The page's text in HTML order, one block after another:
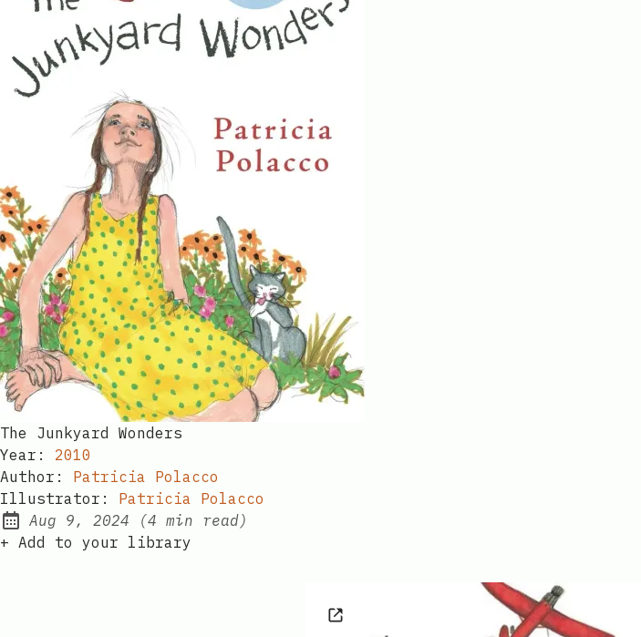
The Junkyard Wonders​​​​‌ ‍ ​‍​‍‌‍ ‌ ​‍‌‍‍‌‌‍‌ ‌‍‍‌‌‍ ‍​‍​‍​ ‍‍​‍​‍‌ ​ ‌‍​‌‌‍ ‍‌‍‍‌‌ ‌​‌ ‍‌​‍ ‍‌‍‍‌‌‍ ​‍​‍​‍ ​​‍​‍‌‍‍​‌ ​‍‌‍‌‌‌‍‌‍​‍​‍​ ‍‍​‍​‍‌‍‍​‌ ‌​‌ ‌​‌ ​​‌ ​ ​ ‍‍​‍ ​‍ ‌ ​​‌‍‍‌‌‍​ ‌ ‌​‌ ‌‌‌ ​‍‌‍‌‌‌‍​‍‌‍ ‌‍ ‌‍‍ ‌ ​‍‌‍‌‌‌ ‌‍‌‍‍‌‌‍‌‌‌ ‌ ​‍ ‍‌ ​ ‌‍​‌‌‍ ‍‌‍‍‌‌ ‌​‌ ‍‌​‍ ‍‌ ​ ‌ ‌​‌ ‌‌‌‍‌​‌‍‍‌‌‍ ​‍ ‌‍‍‌‌‍ ‍‌ ‌​‌‍‌‌‌‍ ‍‌ ‌​​‍ ‌‍‌‌‌‍‌​‌‍‍‌‌ ‌​​‍ ‌‍ ‌‌‍ ‌‍‌​‌‍‌‌​ ‌‌ ​​‌ ​‍‌‍‌‌‌ ​ ‌‍‌‌‌‍ ‍‌ ‌​‌‍​‌‌ ‌​‌‍‍‌‌‍ ‌‍ ‍​ ‍ ‌‍‍‌‌‍‌​​ ‌‌‌​‌‌‍​‍​ ‌​‌‍‍‍‌‍ ‍‌​​‌‌ ‌‍‌‍​‌‌​​‍‌ ‍‌​ ​ ‌ ‌​‌​‍‌‌ ‍‌‌ ‍‍‌​ ​‌​‌‌‌ ‌ ‌ ‍‍​ ‍‌‌​ ​ ​‍​ ‍ ‌ ‌​‌ ‍‌‌ ​​‌‍‌‌​ ‌‌ ​‍‌‍‌‌‌ ‌‍‌‍‍‌‌‍‌‌‌ ‌ ​ ‍ ‌ ​​‌‍​‌‌ ‌​‌‍‍​​ ‌‌ ‌​‌‍‍‌‌ ‌​‌‍ ​‌‍‌‌​ ‌‍​‍‌‍​‌‌ ​ ‌‍‌‌‌‌‌‌‌ ​‍‌‍ ​​ ‌‌‍‍​‌ ‌​‌ ‌​‌ ​​‌ ​ ​‍‌‌​ ​ ‌​​‌​‍‌‌​ ​‍‌​‌‍​‍‌‌​ ​‍‌​‌‍‌ ​​‌‍‍‌‌‍​ ‌ ‌​‌ ‌‌‌ ​‍‌‍‌‌‌‍​‍‌‍ ‌‍ ‌‍‍ ‌ ​‍‌‍‌‌‌ ‌‍‌‍‍‌‌‍‌‌‌ ‌ ​‍ ‍‌ ​ ‌‍​‌‌‍ ‍‌‍‍‌‌ ‌​‌ ‍‌​‍ ‍‌ ​ ‌ ‌​‌ ‌‌‌‍‌​‌‍‍‌‌‍ ​‍‌‍‌‍‍‌‌‍‌​​ ‌‌‌​‌‌‍​‍​ ‌​‌‍‍‍‌‍ ‍‌​​‌‌ ‌‍‌‍​‌‌​​‍‌ ‍‌​ ​ ‌ ‌​‌​‍‌‌ ‍‌‌ ‍‍‌​ ​‌​‌‌‌ ‌ ‌ ‍‍​ ‍‌‌​ ​ ​‍​‍‌‍‌ ‌​‌ ‍‌‌ ​​‌‍‌‌​ ‌‌ ​‍‌‍‌‌‌ ‌‍‌‍‍‌‌‍‌‌‌ ‌ ​‍‌‍‌ ​​‌‍​‌‌ ‌​‌‍‍​​ ‌‌ ‌​‌‍‍‌‌ ‌​‌‍ ​‌‍‌‌​‍‌‍‌ ​​‌‍‌‌‌ ​‍‌ ​ ‌ ​​‌‍‌‌‌‍​ ‌ ‌​‌‍‍‌‌ ‌‍‌‍‌‌​ ‌‌ ​​‌ ‌‌‌‍​‍‌‍ ​‌‍‍‌‌ ​ ‌‍‍​‌‍‌‌‌‍‌​​‍​‍‌ ‌
Year:
2010
Author:
Patricia Polacco​​​​‌ ‍ ​‍​‍‌‍ ‌ ​‍‌‍‍‌‌‍‌ ‌‍‍‌‌‍ ‍​‍​‍​ ‍‍​‍​‍‌ ​ ‌‍​‌‌‍ ‍‌‍‍‌‌ ‌​‌ ‍‌​‍ ‍‌‍‍‌‌‍ ​‍​‍​‍ ​​‍​‍‌‍‍​‌ ​‍‌‍‌‌‌‍‌‍​‍​‍​ ‍‍​‍​‍‌‍‍​‌ ‌​‌ ‌​‌ ​​‌ ​ ​ ‍‍​‍ ​‍ ‌ ​​‌‍‍‌‌‍​ ‌ ‌​‌ ‌‌‌ ​‍‌‍‌‌‌‍​‍‌‍ ‌‍ ‌‍‍ ‌ ​‍‌‍‌‌‌ ‌‍‌‍‍‌‌‍‌‌‌ ‌ ​‍ ‍‌ ​ ‌‍​‌‌‍ ‍‌‍‍‌‌ ‌​‌ ‍‌​‍ ‍‌ ​ ‌ ‌​‌ ‌‌‌‍‌​‌‍‍‌‌‍ ​‍ ‌‍‍‌‌‍ ‍‌ ‌​‌‍‌‌‌‍ ‍‌ ‌​​‍ ‌‍‌‌‌‍‌​‌‍‍‌‌ ‌​​‍ ‌‍ ‌‌‍ ‌‍‌​‌‍‌‌​ ‌‌ ​​‌ ​‍‌‍‌‌‌ ​ ‌‍‌‌‌‍ ‍‌ ‌​‌‍​‌‌ ‌​‌‍‍‌‌‍ ‌‍ ‍​ ‍ ‌‍‍‌‌‍‌​​ ‌‌‌​‌‌‍​‍​ ‌​‌‍‍‍‌‍ ‍‌​​‌‌ ‌‍‌‍​‌‌​​‍‌ ‍‌​ ​ ‌ ‌​‌​‍‌‌ ‍‌‌ ‍‍‌​ ​‌​‌‌‌ ‌ ‌ ‍‍​ ‍‌‌​ ​ ​‍​ ‍ ‌ ‌​‌ ‍‌‌ ​​‌‍‌‌​ ‌‌ ​‍‌‍‌‌‌ ‌‍‌‍‍‌‌‍‌‌‌ ‌ ​ ‍ ‌ ​​‌‍​‌‌ ‌​‌‍‍​​ ‌‌‍​‍‌‍ ‌‍ ‌‍‍ ‌​​‌‌ ‌‌‌ ‌​‌‍‍​‌‍ ‌ ​‍‌ ​ ​‍‌‌​ ‌‌‌​​‍​ ​​​‍‌‌​ ‌‌‌​‌​​ ‌‍​‍‌‍​‌‌ ​ ‌‍‌‌‌‌‌‌‌ ​‍‌‍ ​​ ‌‌‍‍​‌ ‌​‌ ‌​‌ ​​‌ ​ ​‍‌‌​ ​ ‌​​‌​‍‌‌​ ​‍‌​‌‍​‍‌‌​ ​‍‌​‌‍‌ ​​‌‍‍‌‌‍​ ‌ ‌​‌ ‌‌‌ ​‍‌‍‌‌‌‍​‍‌‍ ‌‍ ‌‍‍ ‌ ​‍‌‍‌‌‌ ‌‍‌‍‍‌‌‍‌‌‌ ‌ ​‍ ‍‌ ​ ‌‍​‌‌‍ ‍‌‍‍‌‌ ‌​‌ ‍‌​‍ ‍‌ ​ ‌ ‌​‌ ‌‌‌‍‌​‌‍‍‌‌‍ ​‍‌‍‌‍‍‌‌‍‌​​ ‌‌‌​‌‌‍​‍​ ‌​‌‍‍‍‌‍ ‍‌​​‌‌ ‌‍‌‍​‌‌​​‍‌ ‍‌​ ​ ‌ ‌​‌​‍‌‌ ‍‌‌ ‍‍‌​ ​‌​‌‌‌ ‌ ‌ ‍‍​ ‍‌‌​ ​ ​‍​‍‌‍‌ ‌​‌ ‍‌‌ ​​‌‍‌‌​ ‌‌ ​‍‌‍‌‌‌ ‌‍‌‍‍‌‌‍‌‌‌ ‌ ​‍‌‍‌ ​​‌‍​‌‌ ‌​‌‍‍​​ ‌‌‍​‍‌‍ ‌‍ ‌‍‍ ‌​​‌‌ ‌‌‌ ‌​‌‍‍​‌‍ ‌ ​‍‌ ​ ​‍‌‌​ ‌‌‌​​‍​ ​​​‍‌‌​ ‌‌‌​‌​​‍‌‍‌ ​​‌‍‌‌‌ ​‍‌ ​ ‌ ​​‌‍‌‌‌‍​ ‌ ‌​‌‍‍‌‌ ‌‍‌‍‌‌​ ‌‌ ​​‌ ‌‌‌‍​‍‌‍ ​‌‍‍‌‌ ​ ‌‍‍​‌‍‌‌‌‍‌​​‍​‍‌ ‌
Illustrator:
Patricia Polacco​​​​‌ ‍ ​‍​‍‌‍ ‌ ​‍‌‍‍‌‌‍‌ ‌‍‍‌‌‍ ‍​‍​‍​ ‍‍​‍​‍‌ ​ ‌‍​‌‌‍ ‍‌‍‍‌‌ ‌​‌ ‍‌​‍ ‍‌‍‍‌‌‍ ​‍​‍​‍ ​​‍​‍‌‍‍​‌ ​‍‌‍‌‌‌‍‌‍​‍​‍​ ‍‍​‍​‍‌‍‍​‌ ‌​‌ ‌​‌ ​​‌ ​ ​ ‍‍​‍ ​‍ ‌ ​​‌‍‍‌‌‍​ ‌ ‌​‌ ‌‌‌ ​‍‌‍‌‌‌‍​‍‌‍ ‌‍ ‌‍‍ ‌ ​‍‌‍‌‌‌ ‌‍‌‍‍‌‌‍‌‌‌ ‌ ​‍ ‍‌ ​ ‌‍​‌‌‍ ‍‌‍‍‌‌ ‌​‌ ‍‌​‍ ‍‌ ​ ‌ ‌​‌ ‌‌‌‍‌​‌‍‍‌‌‍ ​‍ ‌‍‍‌‌‍ ‍‌ ‌​‌‍‌‌‌‍ ‍‌ ‌​​‍ ‌‍‌‌‌‍‌​‌‍‍‌‌ ‌​​‍ ‌‍ ‌‌‍ ‌‍‌​‌‍‌‌​ ‌‌ ​​‌ ​‍‌‍‌‌‌ ​ ‌‍‌‌‌‍ ‍‌ ‌​‌‍​‌‌ ‌​‌‍‍‌‌‍ ‌‍ ‍​ ‍ ‌‍‍‌‌‍‌​​ ‌‌‌​‌‌‍​‍​ ‌​‌‍‍‍‌‍ ‍‌​​‌‌ ‌‍‌‍​‌‌​​‍‌ ‍‌​ ​ ‌ ‌​‌​‍‌‌ ‍‌‌ ‍‍‌​ ​‌​‌‌‌ ‌ ‌ ‍‍​ ‍‌‌​ ​ ​‍​ ‍ ‌ ‌​‌ ‍‌‌ ​​‌‍‌‌​ ‌‌ ​‍‌‍‌‌‌ ‌‍‌‍‍‌‌‍‌‌‌ ‌ ​ ‍ ‌ ​​‌‍​‌‌ ‌​‌‍‍​​ ‌‌‍​‍‌‍ ‌‍ ‌‍‍ ‌​‍‌‌‍ ​‌‍ ​‌ ‌‌‌ ​ ‌ ‌​‌ ​‍‌‍​‌‌ ‌​‌‍ ‌ ​‍‌ ​ ​‍‌‌​ ‌‌‌​​‍​ ​​​‍‌‌​ ‌‌‌​‌​​ ‌‍​‍‌‍​‌‌ ​ ‌‍‌‌‌‌‌‌‌ ​‍‌‍ ​​ ‌‌‍‍​‌ ‌​‌ ‌​‌ ​​‌ ​ ​‍‌‌​ ​ ‌​​‌​‍‌‌​ ​‍‌​‌‍​‍‌‌​ ​‍‌​‌‍‌ ​​‌‍‍‌‌‍​ ‌ ‌​‌ ‌‌‌ ​‍‌‍‌‌‌‍​‍‌‍ ‌‍ ‌‍‍ ‌ ​‍‌‍‌‌‌ ‌‍‌‍‍‌‌‍‌‌‌ ‌ ​‍ ‍‌ ​ ‌‍​‌‌‍ ‍‌‍‍‌‌ ‌​‌ ‍‌​‍ ‍‌ ​ ‌ ‌​‌ ‌‌‌‍‌​‌‍‍‌‌‍ ​‍‌‍‌‍‍‌‌‍‌​​ ‌‌‌​‌‌‍​‍​ ‌​‌‍‍‍‌‍ ‍‌​​‌‌ ‌‍‌‍​‌‌​​‍‌ ‍‌​ ​ ‌ ‌​‌​‍‌‌ ‍‌‌ ‍‍‌​ ​‌​‌‌‌ ‌ ‌ ‍‍​ ‍‌‌​ ​ ​‍​‍‌‍‌ ‌​‌ ‍‌‌ ​​‌‍‌‌​ ‌‌ ​‍‌‍‌‌‌ ‌‍‌‍‍‌‌‍‌‌‌ ‌ ​‍‌‍‌ ​​‌‍​‌‌ ‌​‌‍‍​​ ‌‌‍​‍‌‍ ‌‍ ‌‍‍ ‌​‍‌‌‍ ​‌‍ ​‌ ‌‌‌ ​ ‌ ‌​‌ ​‍‌‍​‌‌ ‌​‌‍ ‌ ​‍‌ ​ ​‍‌‌​ ‌‌‌​​‍​ ​​​‍‌‌​ ‌‌‌​‌​​‍‌‍‌ ​​‌‍‌‌‌ ​‍‌ ​ ‌ ​​‌‍‌‌‌‍​ ‌ ‌​‌‍‍‌‌ ‌‍‌‍‌‌​ ‌‌ ​​‌ ‌‌‌‍​‍‌‍ ​‌‍‍‌‌ ​ ‌‍‍​‌‍‌‌‌‍‌​​‍​‍‌ ‌
Published:
Aug 9, 2024
(4 min read​​​​‌ ‍ ​‍​‍‌‍ ‌ ​‍‌‍‍‌‌‍‌ ‌‍‍‌‌‍ ‍​‍​‍​ ‍‍​‍​‍‌ ​ ‌‍​‌‌‍ ‍‌‍‍‌‌ ‌​‌ ‍‌​‍ ‍‌‍‍‌‌‍ ​‍​‍​‍ ​​‍​‍‌‍‍​‌ ​‍‌‍‌‌‌‍‌‍​‍​‍​ ‍‍​‍​‍‌‍‍​‌ ‌​‌ ‌​‌ ​​‌ ​ ​ ‍‍​‍ ​‍ ‌ ​​‌‍‍‌‌‍​ ‌ ‌​‌ ‌‌‌ ​‍‌‍‌‌‌‍​‍‌‍ ‌‍ ‌‍‍ ‌ ​‍‌‍‌‌‌ ‌‍‌‍‍‌‌‍‌‌‌ ‌ ​‍ ‍‌ ​ ‌‍​‌‌‍ ‍‌‍‍‌‌ ‌​‌ ‍‌​‍ ‍‌ ​ ‌ ‌​‌ ‌‌‌‍‌​‌‍‍‌‌‍ ​‍ ‌‍‍‌‌‍ ‍‌ ‌​‌‍‌‌‌‍ ‍‌ ‌​​‍ ‌‍‌‌‌‍‌​‌‍‍‌‌ ‌​​‍ ‌‍ ‌‌‍ ‌‍‌​‌‍‌‌​ ‌‌ ​​‌ ​‍‌‍‌‌‌ ​ ‌‍‌‌‌‍ ‍‌ ‌​‌‍​‌‌ ‌​‌‍‍‌‌‍ ‌‍ ‍​ ‍ ‌‍‍‌‌‍‌​​ ‌‌‌​‌‌‍​‍​ ‌​‌‍‍‍‌‍ ‍‌​​‌‌ ‌‍‌‍​‌‌​​‍‌ ‍‌​ ​ ‌ ‌​‌​‍‌‌ ‍‌‌ ‍‍‌​ ​‌​‌‌‌ ‌ ‌ ‍‍​ ‍‌‌​ ​ ​‍​ ‍ ‌ ‌​‌ ‍‌‌ ​​‌‍‌‌​ ‌‌ ​‍‌‍‌‌‌ ‌‍‌‍‍‌‌‍‌‌‌ ‌ ​ ‍ ‌ ​​‌‍​‌‌ ‌​‌‍‍​​ ‌‌ ​‍‌‍‌‌‌‍​‌‌‍‌​‌‍‍‌‌‍ ‍‌‍‌ ‌‌‌​‌‍‍‌‌‍ ‌‌‍‌‌​ ‌‍​‍‌‍​‌‌ ​ ‌‍‌‌‌‌‌‌‌ ​‍‌‍ ​​ ‌‌‍‍​‌ ‌​‌ ‌​‌ ​​‌ ​ ​‍‌‌​ ​ ‌​​‌​‍‌‌​ ​‍‌​‌‍​‍‌‌​ ​‍‌​‌‍‌ ​​‌‍‍‌‌‍​ ‌ ‌​‌ ‌‌‌ ​‍‌‍‌‌‌‍​‍‌‍ ‌‍ ‌‍‍ ‌ ​‍‌‍‌‌‌ ‌‍‌‍‍‌‌‍‌‌‌ ‌ ​‍ ‍‌ ​ ‌‍​‌‌‍ ‍‌‍‍‌‌ ‌​‌ ‍‌​‍ ‍‌ ​ ‌ ‌​‌ ‌‌‌‍‌​‌‍‍‌‌‍ ​‍‌‍‌‍‍‌‌‍‌​​ ‌‌‌​‌‌‍​‍​ ‌​‌‍‍‍‌‍ ‍‌​​‌‌ ‌‍‌‍​‌‌​​‍‌ ‍‌​ ​ ‌ ‌​‌​‍‌‌ ‍‌‌ ‍‍‌​ ​‌​‌‌‌ ‌ ‌ ‍‍​ ‍‌‌​ ​ ​‍​‍‌‍‌ ‌​‌ ‍‌‌ ​​‌‍‌‌​ ‌‌ ​‍‌‍‌‌‌ ‌‍‌‍‍‌‌‍‌‌‌ ‌ ​‍‌‍‌ ​​‌‍​‌‌ ‌​‌‍‍​​ ‌‌ ​‍‌‍‌‌‌‍​‌‌‍‌​‌‍‍‌‌‍ ‍‌‍‌ ‌‌‌​‌‍‍‌‌‍ ‌‌‍‌‌​‍‌‍‌ ​​‌‍‌‌‌ ​‍‌ ​ ‌ ​​‌‍‌‌‌‍​ ‌ ‌​‌‍‍‌‌ ‌‍‌‍‌‌​ ‌‌ ​​‌ ‌‌‌‍​‍‌‍ ​‌‍‍‌‌ ​ ‌‍‍​‌‍‌‌‌‍‌​​‍​‍‌ ‌)
+ Add to your library